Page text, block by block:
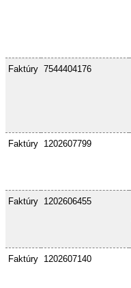
Faktúry 7544404176
Faktúry 1202607799
Faktúry 1202606455
Faktúry 1202607140